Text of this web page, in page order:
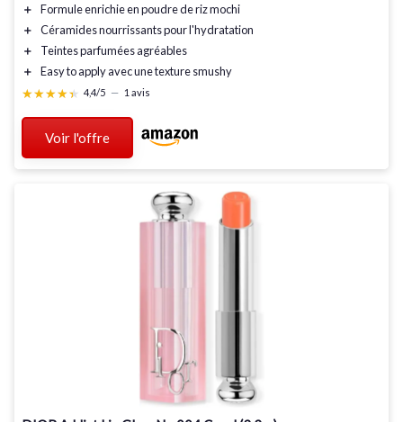
＋
Formule enrichieen poudre de riz mochi
＋
Céramides nourrissantspour l'hydratation
＋
Teintes parfuméesagréables
＋
Easy to applyavec une texture smushy
★★★★★
★★★★★ 4,4/5 — 1 avis
Voir l'offre